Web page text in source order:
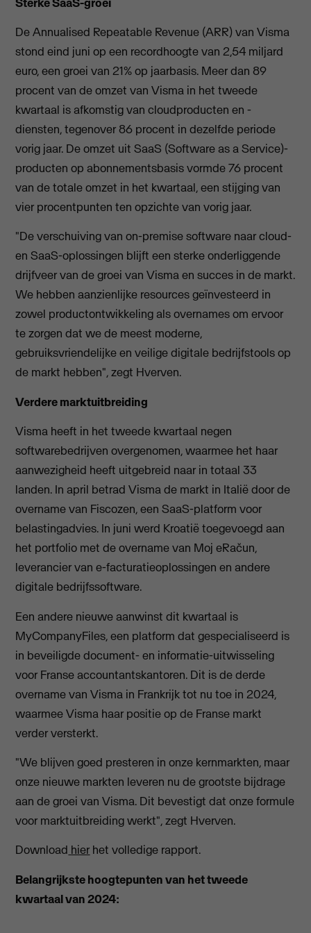
De Annualised Repeatable Revenue (ARR) van Visma
stond eind juni op een recordhoogte van 2,54 miljard
euro, een groei van 21% op jaarbasis. Meer dan 89
procent van de omzet van Visma in het tweede
kwartaal is afkomstig van cloudproducten en -
diensten, tegenover 86 procent in dezelfde periode
vorig jaar. De omzet uit SaaS (Software as a Service)-
producten op abonnementsbasis vormde 76 procent
van de totale omzet in het kwartaal, een stijging van
vier procentpunten ten opzichte van vorig jaar.
"De verschuiving van on-premise software naar cloud-
en SaaS-oplossingen blijft een sterke onderliggende
drijfveer van de groei van Visma en succes in de markt.
We hebben aanzienlijke resources geïnvesteerd in
zowel productontwikkeling als overnames om ervoor
te zorgen dat we de meest moderne,
gebruiksvriendelijke en veilige digitale bedrijfstools op
de markt hebben", zegt Hverven.
Verdere marktuitbreiding
Visma heeft in het tweede kwartaal negen
softwarebedrijven overgenomen, waarmee het haar
aanwezigheid heeft uitgebreid naar in totaal 33
landen. In april betrad Visma de markt in Italië door de
overname van Fiscozen, een SaaS-platform voor
belastingadvies. In juni werd Kroatië toegevoegd aan
het portfolio met de overname van Moj eRačun,
leverancier van e-facturatieoplossingen en andere
digitale bedrijfssoftware.
Een andere nieuwe aanwinst dit kwartaal is
MyCompanyFiles, een platform dat gespecialiseerd is
in beveiligde document- en informatie-uitwisseling
voor Franse accountantskantoren. Dit is de derde
overname van Visma in Frankrijk tot nu toe in 2024,
waarmee Visma haar positie op de Franse markt
verder versterkt.
"We blijven goed presteren in onze kernmarkten, maar
onze nieuwe markten leveren nu de grootste bijdrage
aan de groei van Visma. Dit bevestigt dat onze formule
voor marktuitbreiding werkt", zegt Hverven.
Download hier het volledige rapport.
Belangrijkste hoogtepunten van het tweede
kwartaal van 2024: